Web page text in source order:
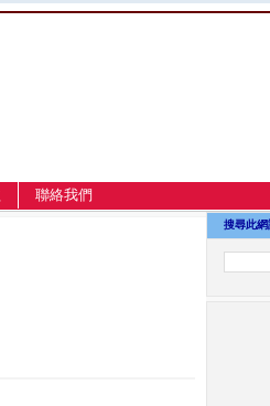
聯絡我們
搜尋此網